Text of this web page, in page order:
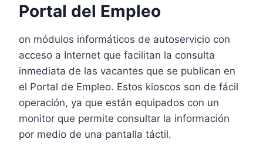
Portal del Empleo
on módulos informáticos de autoservicio con
acceso a Internet que facilitan la consulta
inmediata de las vacantes que se publican en
el Portal de Empleo. Estos kioscos son de fácil
operación, ya que están equipados con un
monitor que permite consultar la información
por medio de una pantalla táctil.